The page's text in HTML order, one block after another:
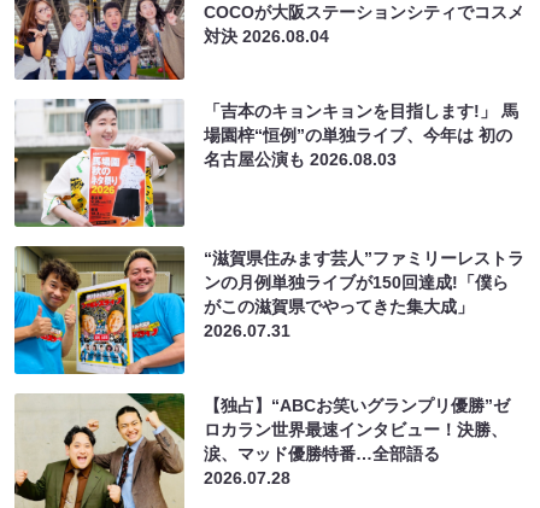
COCOが大阪ステーションシティでコスメ
対決2026.08.04
「吉本のキョンキョンを目指します!」 馬
場園梓“恒例”の単独ライブ、今年は 初の
名古屋公演も2026.08.03
“滋賀県住みます芸人”ファミリーレストラ
ンの月例単独ライブが150回達成!「僕ら
がこの滋賀県でやってきた集大成」
2026.07.31
【独占】“ABCお笑いグランプリ優勝”ゼ
ロカラン世界最速インタビュー！決勝、
涙、マッド優勝特番…全部語る
2026.07.28